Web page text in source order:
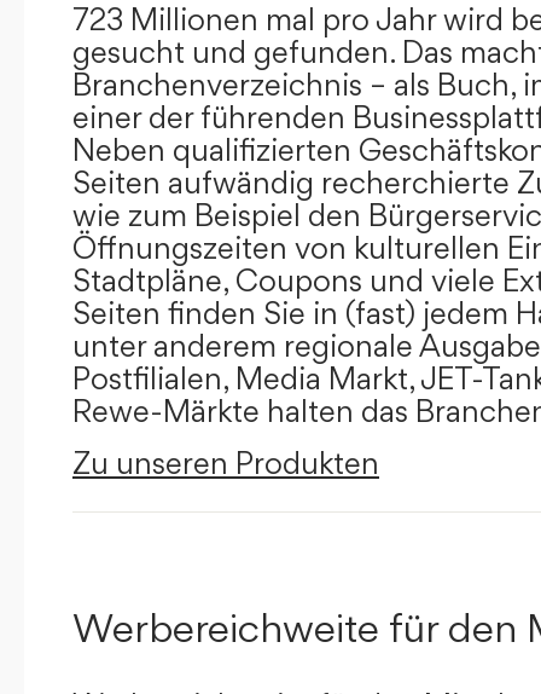
723 Millionen mal pro Jahr wird
gesucht und gefunden. Das
Branchenverzeichnis – als Buch,
einer der führenden
Neben qualifizierten
Seiten aufwändig recherchierte
wie zum Beispiel den
Öffnungszeiten von kulturellen
Stadtpläne, Coupons und viele
Seiten finden Sie in (fast) jedem
unter anderem regionale
Postfilialen, Media Markt, JET-
Rewe-Märkte halten das
Zu unseren Produkten
Werbereichweite für den